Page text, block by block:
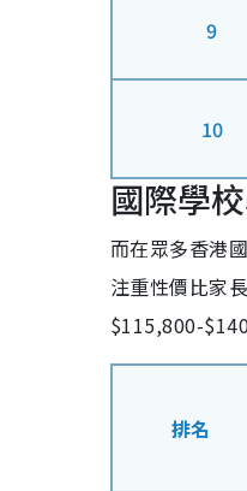
9
10
國際學
而在眾多香港
注重性價比家
$115,800-
排名